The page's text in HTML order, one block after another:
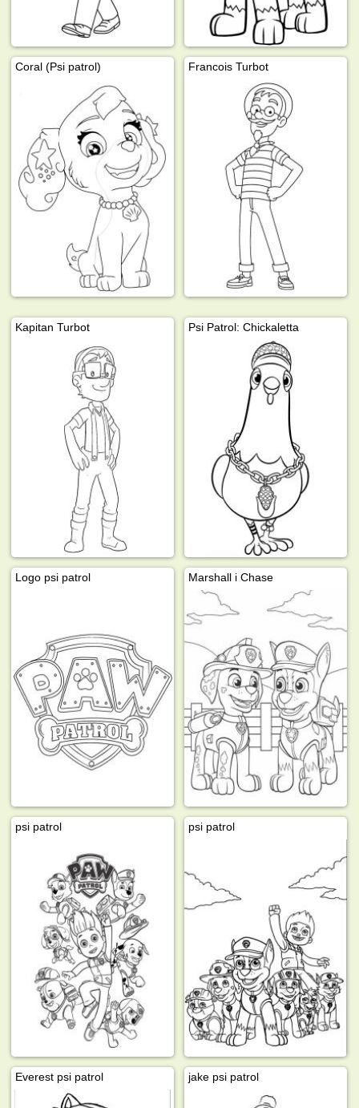
Coral (Psi patrol) Francois Turbot
Kapitan Turbot Psi Patrol: Chickaletta
Logo psi patrol Marshall i Chase
psi patrol psi patrol
Everest psi patrol jake psi patrol